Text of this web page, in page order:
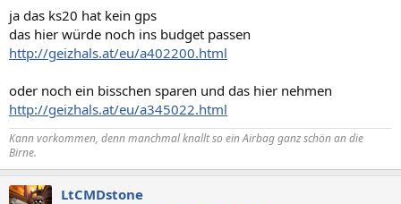
ja das ks20 hat kein gps
das hier würde noch ins budget passen
http://geizhals.at/eu/a402200.html
oder noch ein bisschen sparen und das hier nehmen
http://geizhals.at/eu/a345022.html
Kann vorkommen, denn manchmal knallt so einAirbagganz schön an die
Birne.
LtCMDstone